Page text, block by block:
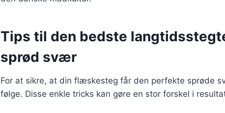
Tips til den bedste
sprød svær
For at sikre, at din flæskesteg får den perfekte sprøde
følge. Disse enkle tricks kan gøre en stor forskel i